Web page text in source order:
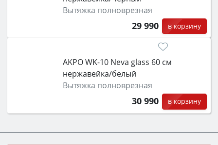
Вытяжка полноврезная
29 990 в корзину
AKPO WK-10 Neva glass 60 см
нержавейка/белый
Вытяжка полноврезная
30 990 в корзину